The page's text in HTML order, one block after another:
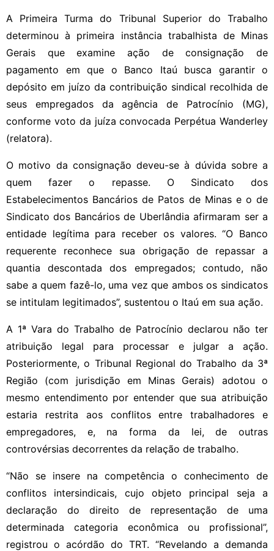
A Primeira Turma do Tribunal Superior do Trabalho
determinou à primeira instância trabalhista de Minas
Gerais que examine ação de consignação de
pagamento em que o Banco Itaú busca garantir o
depósito em juízo da contribuição sindical recolhida de
seus empregados da agência de Patrocínio (MG),
conforme voto da juíza convocada Perpétua Wanderley
(relatora).
O motivo da consignação deveu-se à dúvida sobre a
quem fazer o repasse. O Sindicato dos
Estabelecimentos Bancários de Patos de Minas e o de
Sindicato dos Bancários de Uberlândia afirmaram ser a
entidade legítima para receber os valores. “O Banco
requerente reconhece sua obrigação de repassar a
quantia descontada dos empregados; contudo, não
sabe a quem fazê-lo, uma vez que ambos os sindicatos
se intitulam legitimados”, sustentou o Itaú em sua ação.
A 1ª Vara do Trabalho de Patrocínio declarou não ter
atribuição legal para processar e julgar a ação.
Posteriormente, o Tribunal Regional do Trabalho da 3ª
Região (com jurisdição em Minas Gerais) adotou o
mesmo entendimento por entender que sua atribuição
estaria restrita aos conflitos entre trabalhadores e
empregadores, e, na forma da lei, de outras
controvérsias decorrentes da relação de trabalho.
“Não se insere na competência o conhecimento de
conflitos intersindicais, cujo objeto principal seja a
declaração do direito de representação de uma
determinada categoria econômica ou profissional”,
registrou o acórdão do TRT. “Revelando a demanda